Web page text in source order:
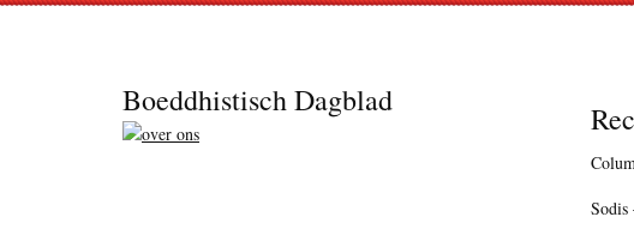
Boeddhistisch Dagblad
Sodis